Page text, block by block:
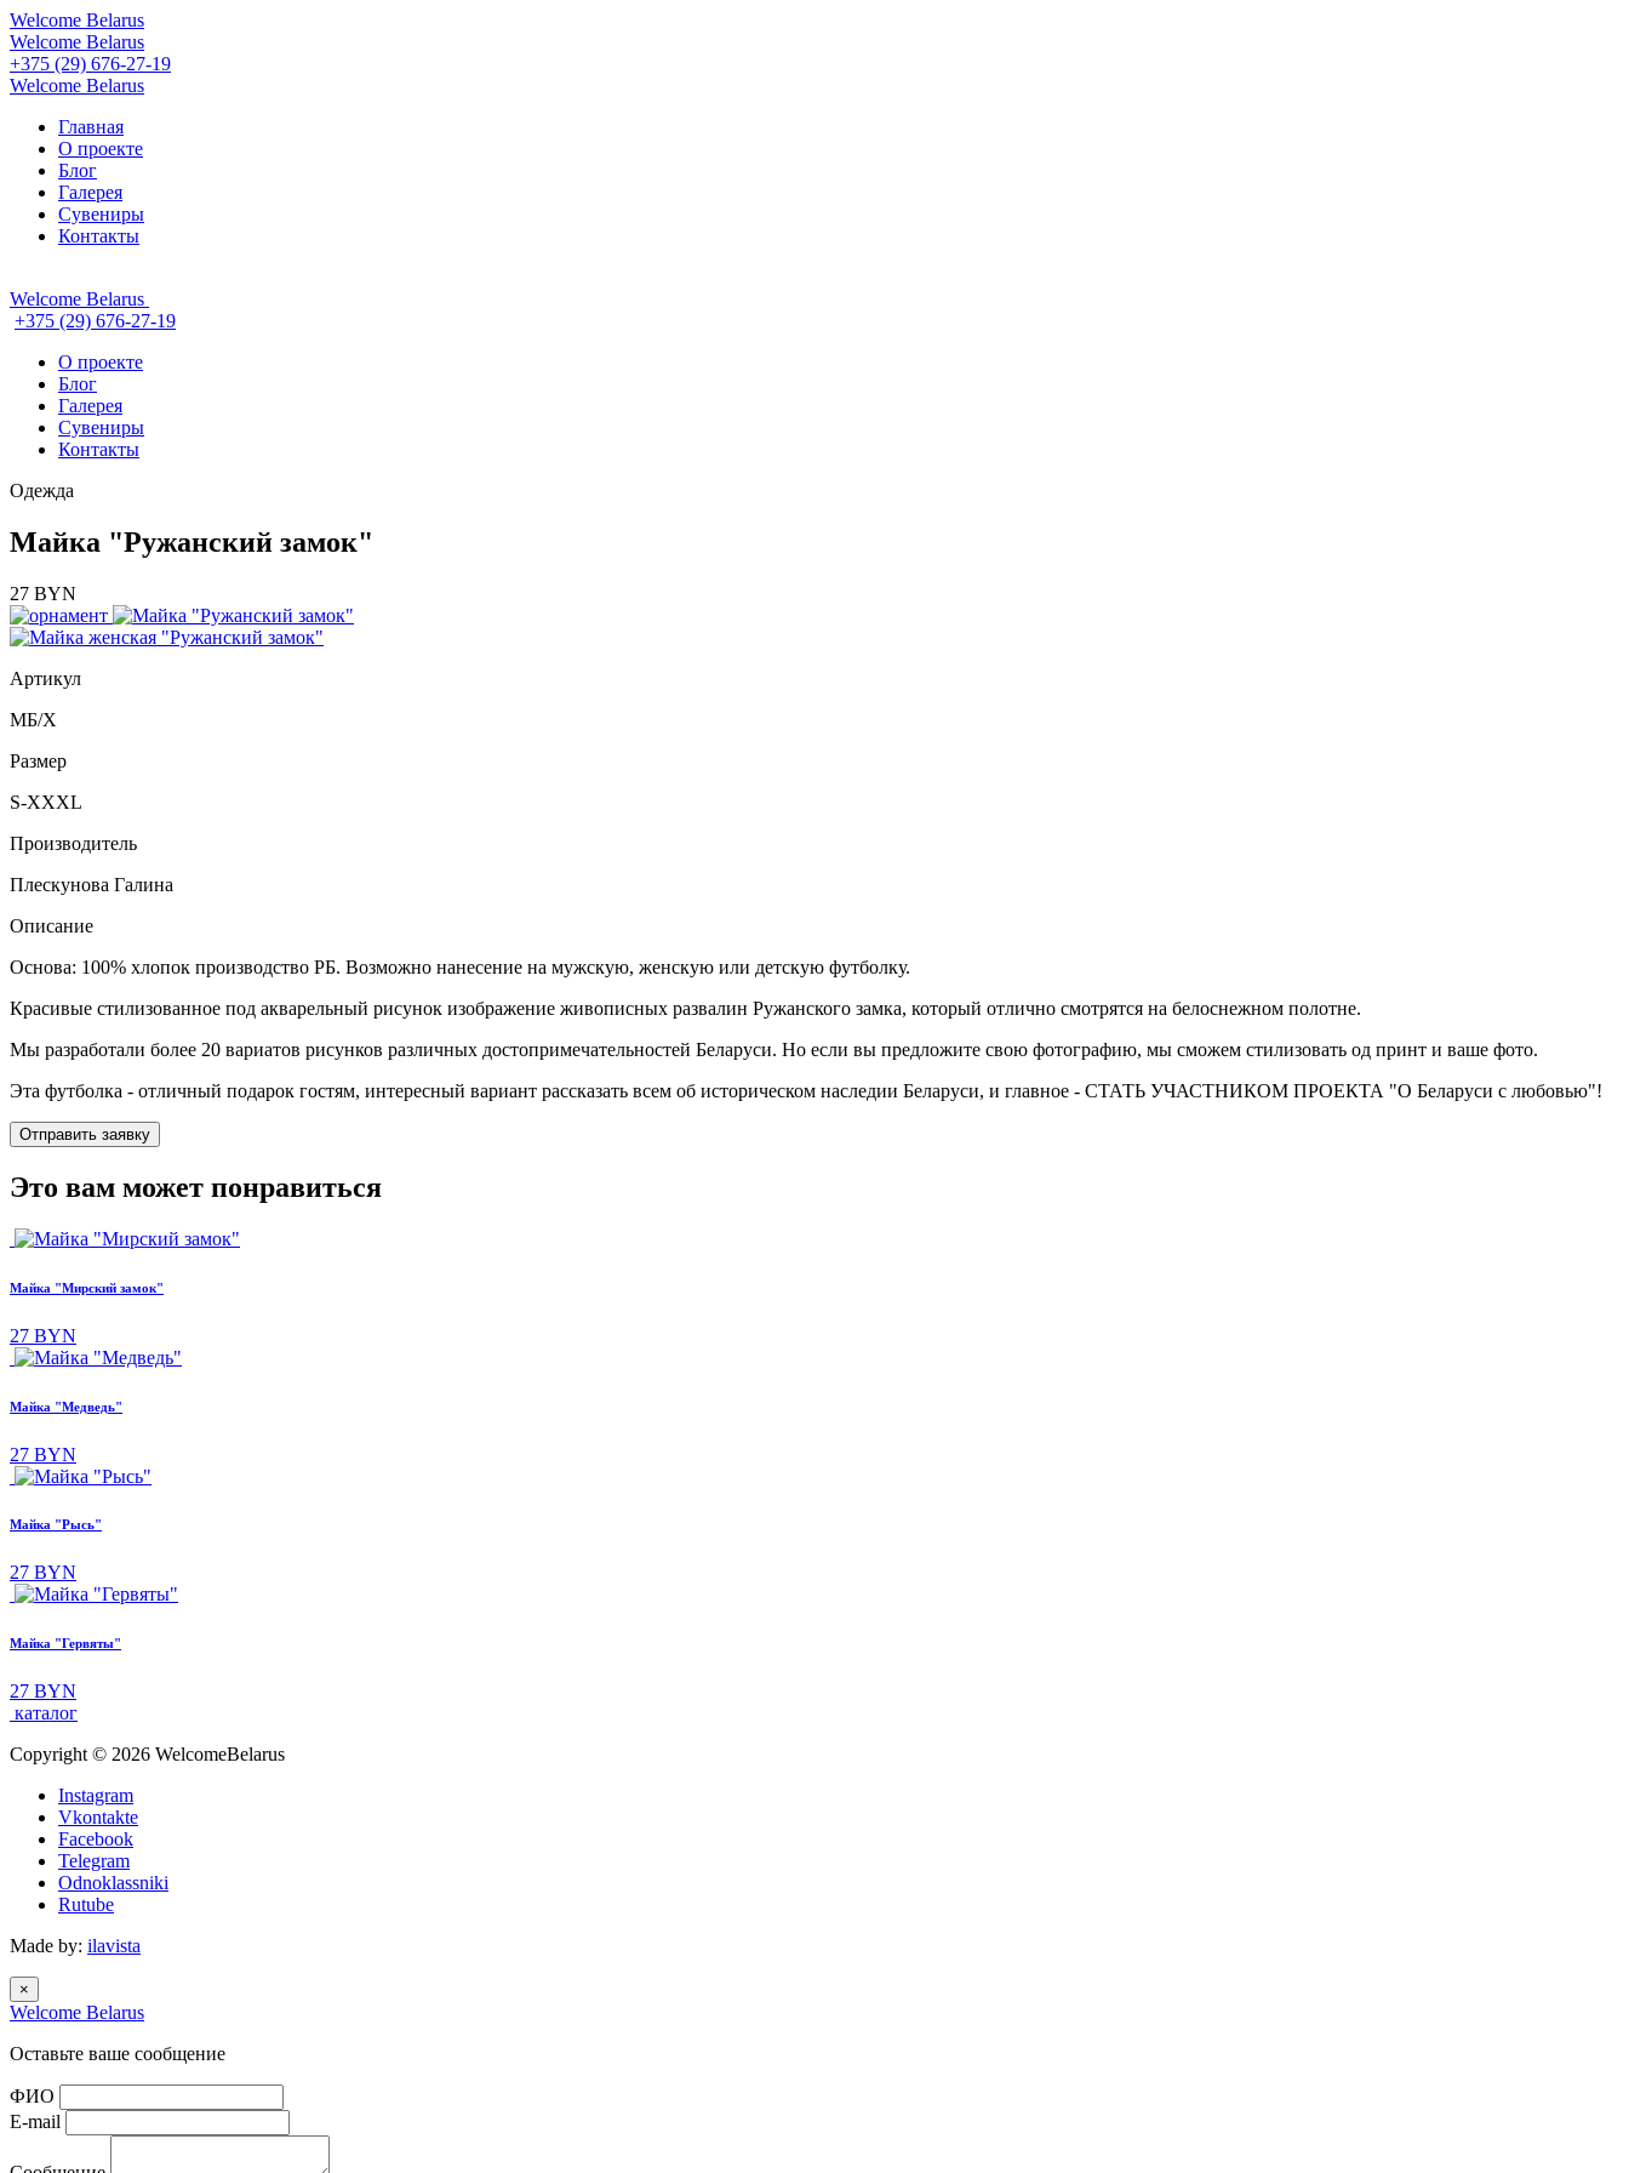
Welcome Belarus
Welcome Belarus
+375 (29) 676-27-19
Welcome Belarus
Главная
О проекте
Блог
Галерея
Сувениры
Контакты
Welcome Belarus
+375 (29) 676-27-19
О проекте
Блог
Галерея
Сувениры
Контакты
Одежда
Майка "Ружанский замок"
27 BYN
Артикул
МБ/Х
Размер
S-XXXL
Производитель
Плескунова Галина
Описание
Основа: 100% хлопок производство РБ. Возможно нанесение на мужскую, женскую или детскую футболку.
Красивые стилизованное под акварельный рисунок изображение живописных развалин Ружанского замка, который отлично смотрятся на белоснежном полотне.
Мы разработали более 20 вариатов рисунков различных достопримечательностей Беларуси. Но если вы предложите свою фотографию, мы cможем стилизовать од принт и ваше фото.
Эта футболка - отличный подарок гостям, интересный вариант рассказать всем об историческом наследии Беларуси, и главное - СТАТЬ УЧАСТНИКОМ ПРОЕКТА "О Беларуси с любовью"!
Отправить заявку
Это вам может понравиться
Майка "Мирский замок"
27 BYN
Майка "Медведь"
27 BYN
Майка "Рысь"
27 BYN
Майка "Гервяты"
27 BYN
каталог
Copyright © 2026 WelcomeBelarus
Instagram
Vkontakte
Facebook
Telegram
Odnoklassniki
Rutube
Made by: ilavista
×
Welcome Belarus
Оставьте ваше сообщение
ФИО
E-mail